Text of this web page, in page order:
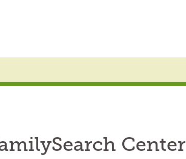
Center